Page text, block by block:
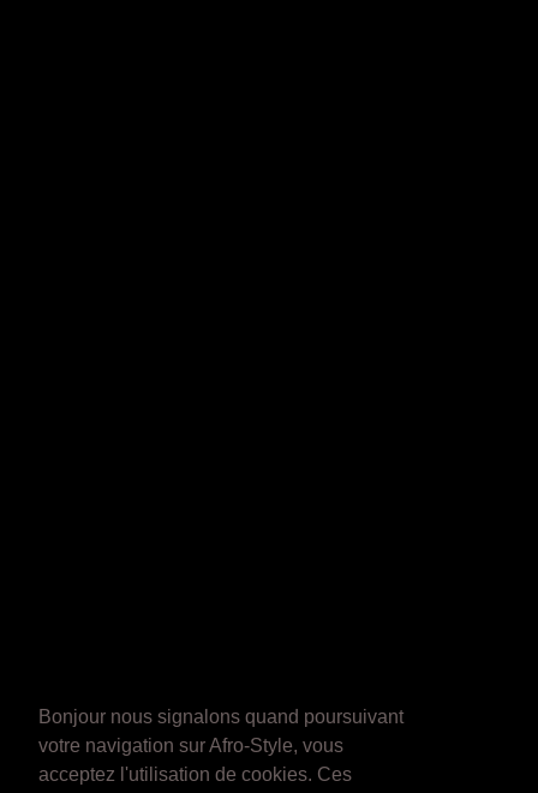
Bonjour nous signalons quand poursuivant
votre navigation sur Afro-Style, vous
acceptez l'utilisation de cookies. Ces